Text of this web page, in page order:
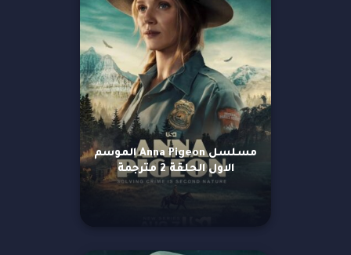
مسلسل Anna Pigeon الموسم
الاول الحلقة 2 مترجمة